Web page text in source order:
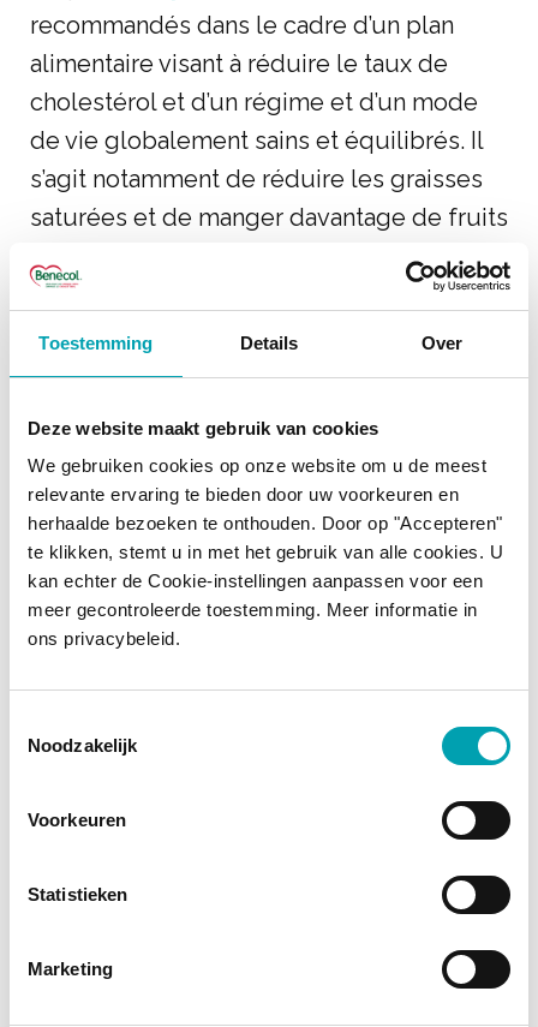
Toestemming Details Over
Deze website maakt gebruik van cookies
We gebruiken cookies op onze website om u de meest
relevante ervaring te bieden door uw voorkeuren en
herhaalde bezoeken te onthouden. Door op "Accepteren"
te klikken, stemt u in met het gebruik van alle cookies. U
kan echter de Cookie-instellingen aanpassen voor een
meer gecontroleerde toestemming. Meer informatie in
ons privacybeleid.
Noodzakelijk
Voorkeuren
Statistieken
Marketing
recommandés dans le cadre d’un plan
alimentaire visant à réduire le taux de
cholestérol et d’un régime et d’un mode
de vie globalement sains et équilibrés. Il
s’agit notamment de réduire les graisses
saturées et de manger davantage de fruits
et de légumes (au moins 5 par jour), de
noix et de céréales complètes riches en
fibres (avoine et orge), par exemple.
UTILISATION DE BENECOL
AVEC DES MÉDICAMENTS
Puis-je utiliser les produits
Benecol sans la
recommandation d’un
Puis-je consommer des
des médicaments pour
Puis-je arrêter de prendre